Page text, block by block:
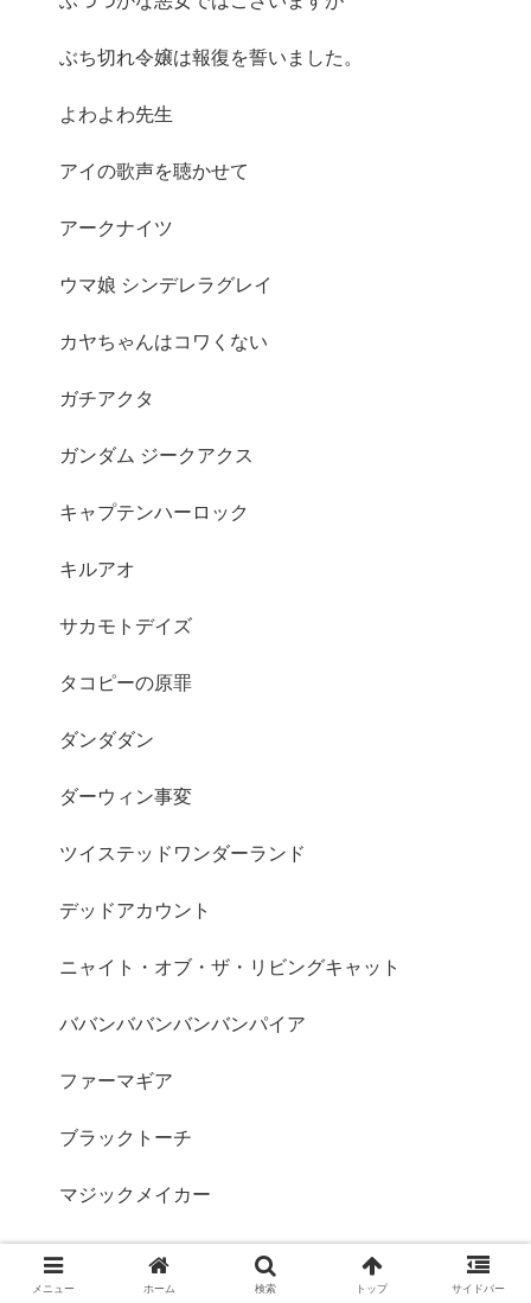
ぶち切れ令嬢は報復を誓いました。
よわよわ先生
アイの歌声を聴かせて
アークナイツ
ウマ娘 シンデレラグレイ
カヤちゃんはコワくない
ガチアクタ
ガンダム ジークアクス
キャプテンハーロック
キルアオ
サカモトデイズ
タコピーの原罪
ダンダダン
ダーウィン事変
ツイステッドワンダーランド
デッドアカウント
ニャイト・オブ・ザ・リビングキャット
ババンババンバンバンパイア
ファーマギア
ブラックトーチ
マジックメイカー
メニュー ホーム 検索 トップ サイドバー